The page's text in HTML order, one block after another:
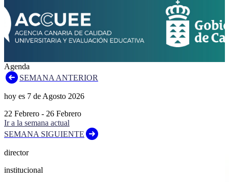
Agenda
SEMANA ANTERIOR
hoy es 7 de Agosto 2026
22 Febrero - 26 Febrero
Ir a la semana actual
SEMANA SIGUIENTE
director
institucional